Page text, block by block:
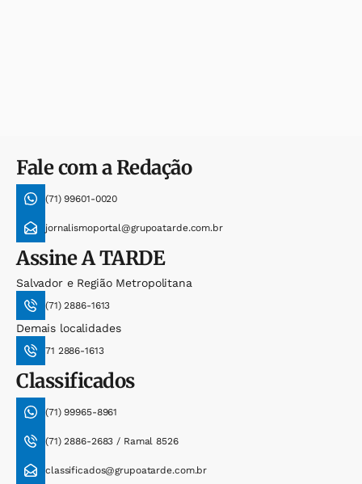
Fale com a Redação
(71) 99601-0020
jornalismoportal@grupoatarde.com.br
AssineA TARDE
Salvador e Região Metropolitana
(71) 2886-1613
Demais localidades
71 2886-1613
Classificados
(71) 99965-8961
(71) 2886-2683 / Ramal 8526
classificados@grupoatarde.com.br